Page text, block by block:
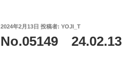
投
日:
2024年2月13日 投稿者: YOJI_T
No.05149 24.02.13